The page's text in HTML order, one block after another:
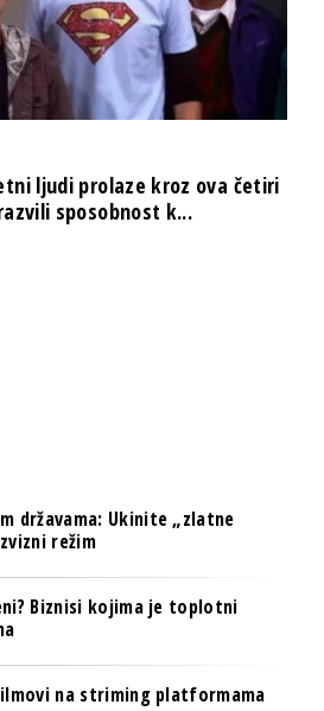
ljudi prolaze kroz ova četiri
sposobnost k...
državama: Ukinite „zlatne
režim
Biznisi kojima je toplotni
na striming platformama